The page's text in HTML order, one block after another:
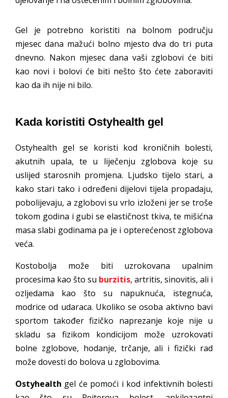
Gel je potrebno koristiti na bolnom području
mjesec dana mažući bolno mjesto dva do tri puta
dnevno. Nakon mjesec dana vaši zglobovi će biti
kao novi i bolovi će biti nešto što ćete zaboraviti
kao da ih nije ni bilo.
Kada koristiti Ostyhealth gel
Ostyhealth gel se koristi kod kroničnih bolesti,
akutnih upala, te u liječenju zglobova koje su
uslijed starosnih promjena. Ljudsko tijelo stari, a
kako stari tako i određeni dijelovi tijela propadaju,
pobolijevaju, a zglobovi su vrlo izloženi jer se troše
tokom godina i gubi se elastičnost tkiva, te mišićna
masa slabi godinama pa je i opterećenost zglobova
veća.
Kostobolja može biti uzrokovana upalnim
procesima kao što su burzitis, artritis, sinovitis, ali i
ozljedama kao što su napuknuća, istegnuća,
modrice od udaraca. Ukoliko se osoba aktivno bavi
sportom također fizičko naprezanje koje nije u
skladu sa fizikom kondicijom može uzrokovati
bolne zglobove, hodanje, trčanje, ali i fizički rad
može dovesti do bolova u zglobovima.
Ostyhealth gel će pomoći i kod infektivnih bolesti